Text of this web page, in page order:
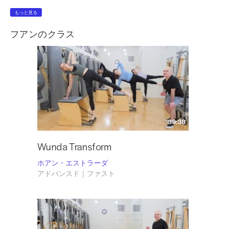
になれたことを大変嬉しく思っています。フアンのインストラク
ター向けクラスやワークショップに関するお問い合わせ・ご予約
フォローしてください
もっと見る
フアンのクラス
39:38
Wunda Transform
ホアン・エストラーダ
アドバンスド｜ファスト